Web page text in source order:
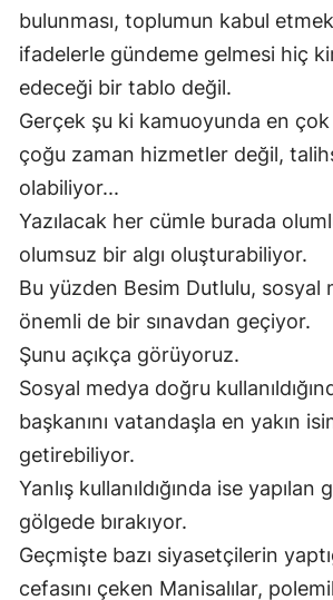
bulunması, toplumun kabul
ifadelerle gündeme gelmesi hiç
edeceği bir tablo değil.
Gerçek şu ki kamuoyunda en çok
çoğu zaman hizmetler değil,
olabiliyor...
Yazılacak her cümle burada
olumsuz bir algı oluşturabiliyor.
Bu yüzden Besim Dutlulu, sosyal
önemli de bir sınavdan geçiyor.
Şunu açıkça görüyoruz.
Sosyal medya doğru
başkanını vatandaşla en yakın
getirebiliyor.
Yanlış kullanıldığında ise yapılan
gölgede bırakıyor.
Geçmişte bazı siyasetçilerin
cefasını çeken Manisalılar,